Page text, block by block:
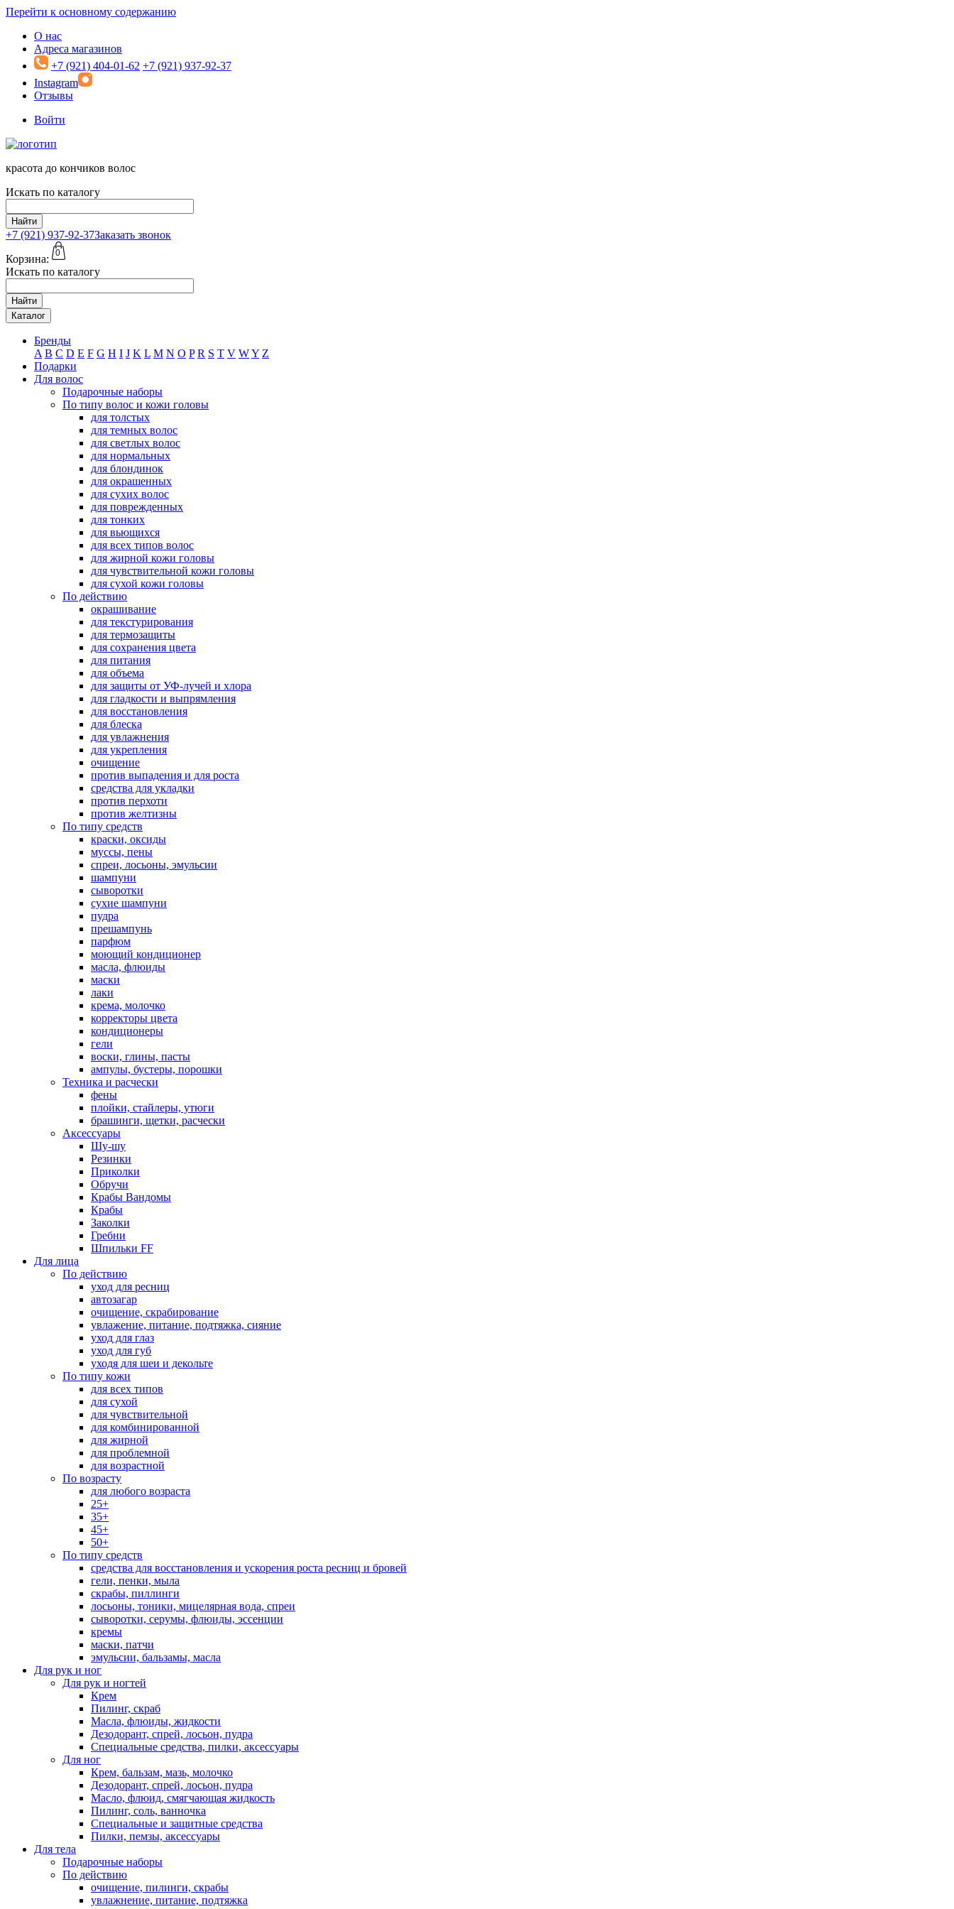
Перейти к основному содержанию
О нас
Адреса магазинов
+7 (921) 404-01-62 +7 (921) 937-92-37
Instagram
Отзывы
Войти
красота до кончиков волос
Искать по каталогу
Найти
+7 (921) 937-92-37Заказать звонок
Корзина:
0
Искать по каталогу
Найти
Каталог
Бренды
A B C D E F G H I J K L M N O P R S T V WY Z
Подарки
Для волос
Подарочные наборы
По типу волос и кожи головы
для толстых
для темных волос
для светлых волос
для нормальных
для блондинок
для окрашенных
для сухих волос
для поврежденных
для тонких
для вьющихся
для всех типов волос
для жирной кожи головы
для чувствительной кожи головы
для сухой кожи головы
По действию
окрашивание
для текстурирования
для термозащиты
для сохранения цвета
для питания
для объема
для защиты от УФ-лучей и хлора
для гладкости и выпрямления
для восстановления
для блеска
для увлажнения
для укрепления
очищение
против выпадения и для роста
средства для укладки
против перхоти
против желтизны
По типу средств
краски, оксиды
муссы, пены
спреи, лосьоны, эмульсии
шампуни
сыворотки
сухие шампуни
пудра
прешампунь
парфюм
моющий кондиционер
масла, флюиды
маски
лаки
крема, молочко
корректоры цвета
кондиционеры
гели
воски, глины, пасты
ампулы, бустеры, порошки
Техника и расчески
фены
плойки, стайлеры, утюги
брашинги, щетки, расчески
Аксессуары
Шу-шу
Резинки
Приколки
Обручи
Крабы Вандомы
Крабы
Заколки
Гребни
Шпильки FF
Для лица
По действию
уход для ресниц
автозагар
очищение, скрабирование
увлажение, питание, подтяжка, сияние
уход для глаз
уход для губ
уходя для шеи и декольте
По типу кожи
для всех типов
для сухой
для чувствительной
для комбинированной
для жирной
для проблемной
для возрастной
По возрасту
для любого возраста
25+
35+
45+
50+
По типу средств
средства для восстановления и ускорения роста ресниц и бровей
гели, пенки, мыла
скрабы, пиллинги
лосьоны, тоники, мицелярная вода, спреи
сыворотки, серумы, флюиды, эссенции
кремы
маски, патчи
эмульсии, бальзамы, масла
Для рук и ног
Для рук и ногтей
Крем
Пилинг, скраб
Масла, флюиды, жидкости
Дезодорант, спрей, лосьон, пудра
Специальные средства, пилки, аксессуары
Для ног
Крем, бальзам, мазь, молочко
Дезодорант, спрей, лосьон, пудра
Масло, флюид, смягчающая жидкость
Пилинг, соль, ванночка
Специальные и защитные средства
Пилки, пемзы, аксессуары
Для тела
Подарочные наборы
По действию
очищение, пилинги, скрабы
увлажнение, питание, подтяжка